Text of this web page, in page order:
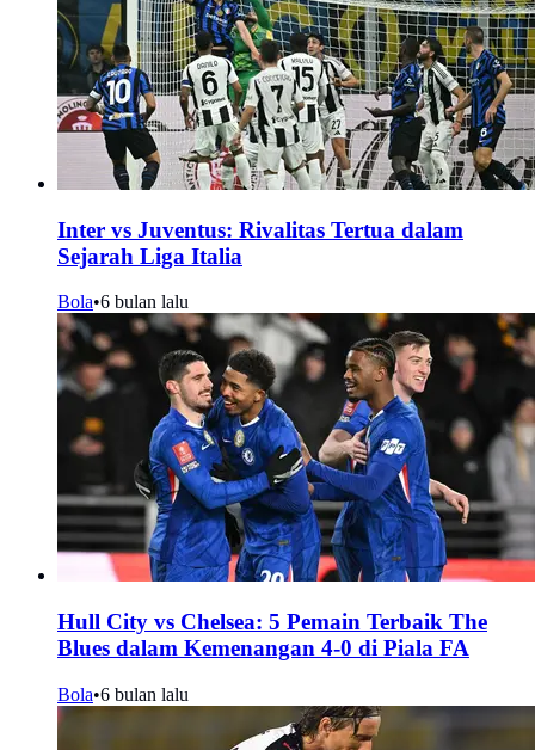
Inter vs Juventus: Rivalitas Tertua dalam
Sejarah Liga Italia
Bola•6 bulan lalu
Hull City vs Chelsea: 5 Pemain Terbaik The
Blues dalam Kemenangan 4-0 di Piala FA
Bola•6 bulan lalu